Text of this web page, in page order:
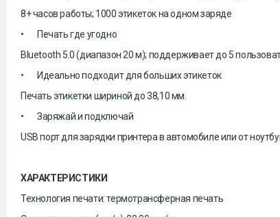
8+ часов работы; 1000 этикеток на одном заряде
•
Печать где угодно
Bluetooth 5.0 (диапазон 20 м); поддерживает до 5
•
Идеально подходит для больших этикеток
Печать этикетки шириной до 38,10 мм.
•
Заряжай и подключай
USB порт для зарядки принтера в автомобиле или от
ХАРАКТЕРИСТИКИ
Технология печати: термотрансферная печать